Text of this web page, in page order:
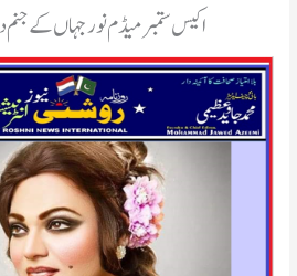
اکیس ستمبر میڈم نورجہاں کے